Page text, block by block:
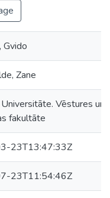
Gvido
Zane
Vēstures un
fakultāte
23T13:47:33Z
23T11:54:46Z